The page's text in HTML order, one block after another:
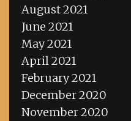
August 2021
June 2021
May 2021
April 2021
February 2021
December 2020
November 2020